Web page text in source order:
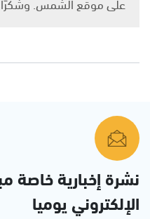
نشرة إخبارية خاصة
الإلكتروني يوميا